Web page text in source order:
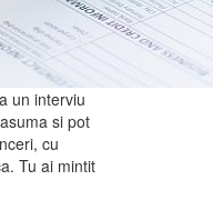
un interviu
si pot
cu
Tu ai mintit